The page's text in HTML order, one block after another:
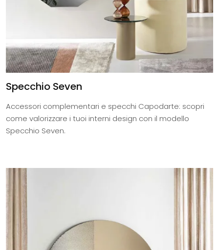
Specchio Seven
Accessori complementari e specchi Capodarte: scopri
come valorizzare i tuoi interni design con il modello
Specchio Seven.